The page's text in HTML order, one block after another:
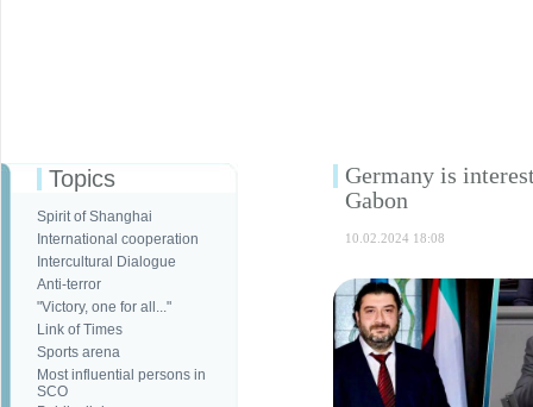
Topics
Spirit of Shanghai
International cooperation
Intercultural Dialogue
Anti-terror
"Victory, one for all..."
Link of Times
Sports arena
Most influential persons in
SCO
Germany is
Gabon
10.02.2024 18:08